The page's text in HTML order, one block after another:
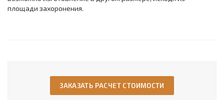
площади захоронения.
ЗАКАЗАТЬ РАСЧЕТ СТОИМОСТИ